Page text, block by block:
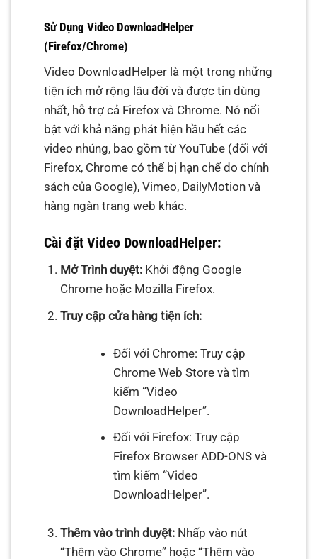
Sử Dụng Video DownloadHelper
(Firefox/Chrome)
Video DownloadHelper là một trong những
tiện ích mở rộng lâu đời và được tin dùng
nhất, hỗ trợ cả Firefox và Chrome. Nó nổi
bật với khả năng phát hiện hầu hết các
video nhúng, bao gồm từ YouTube (đối với
Firefox, Chrome có thể bị hạn chế do chính
sách của Google), Vimeo, DailyMotion và
hàng ngàn trang web khác.
Cài đặt Video DownloadHelper:
Mở Trình duyệt:Khởi động Google
Chrome hoặc Mozilla Firefox.
Truy cập cửa hàng tiện ích:
Đối với Chrome: Truy cập
Chrome Web Store và tìm
kiếm “Video
DownloadHelper”.
Đối với Firefox: Truy cập
Firefox Browser ADD-ONS và
tìm kiếm “Video
DownloadHelper”.
Thêm vào trình duyệt:Nhấp vào nút
“Thêm vào Chrome” hoặc “Thêm vào